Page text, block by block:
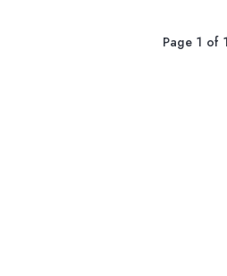
Page 1 of 1